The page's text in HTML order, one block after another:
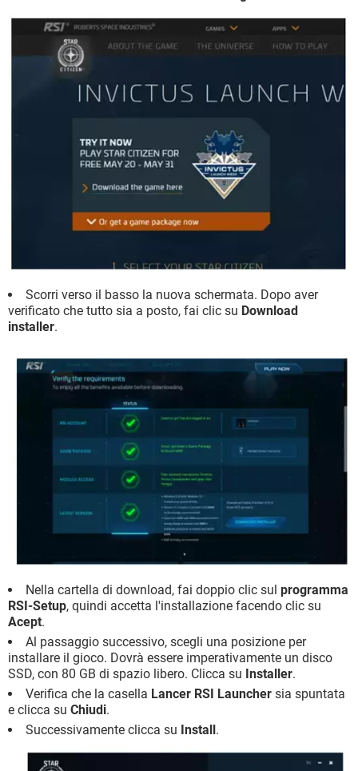
Scorri verso il basso la nuova schermata. Dopo aver
verificato che tutto sia a posto, fai clic su Download
installer.
Nella cartella di download, fai doppio clic sul programma
RSI-Setup, quindi accetta l'installazione facendo clic su
Acept.
Al passaggio successivo, scegli una posizione per
installare il gioco. Dovrà essere imperativamente un disco
SSD, con 80 GB di spazio libero. Clicca su Installer.
Verifica che la casella Lancer RSI Launcher sia spuntata
e clicca su Chiudi.
Successivamente clicca su Install .